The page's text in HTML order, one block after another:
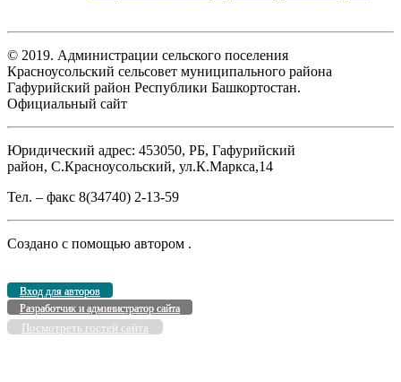
© 2019. Администрации сельского поселения
Красноусольский сельсовет муниципального района
Гафурийский район Республики Башкортостан.
Официальный сайт
Юридический адрес: 453050, РБ, Гафурийский
район, С.Красноусольский, ул.К.Маркса,14
Тел. – факс 8(34740) 2-13-59
Создано с помощью автором .
Вход для авторов
Разработчик и администратор сайта
Посмотреть гостей сайта